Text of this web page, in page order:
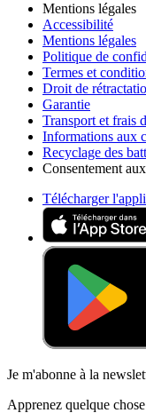
Mentions légales
Accessibilité
Mentions légales
Politique de
Termes et
Droit de
Garantie
Transport et frais
Informations aux
Recyclage des
Consentement
Télécharger
Je m'abonne à la
Apprenez quelque